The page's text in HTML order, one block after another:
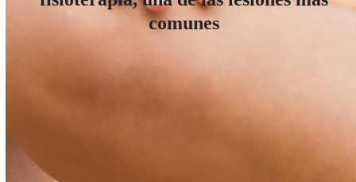
comunes